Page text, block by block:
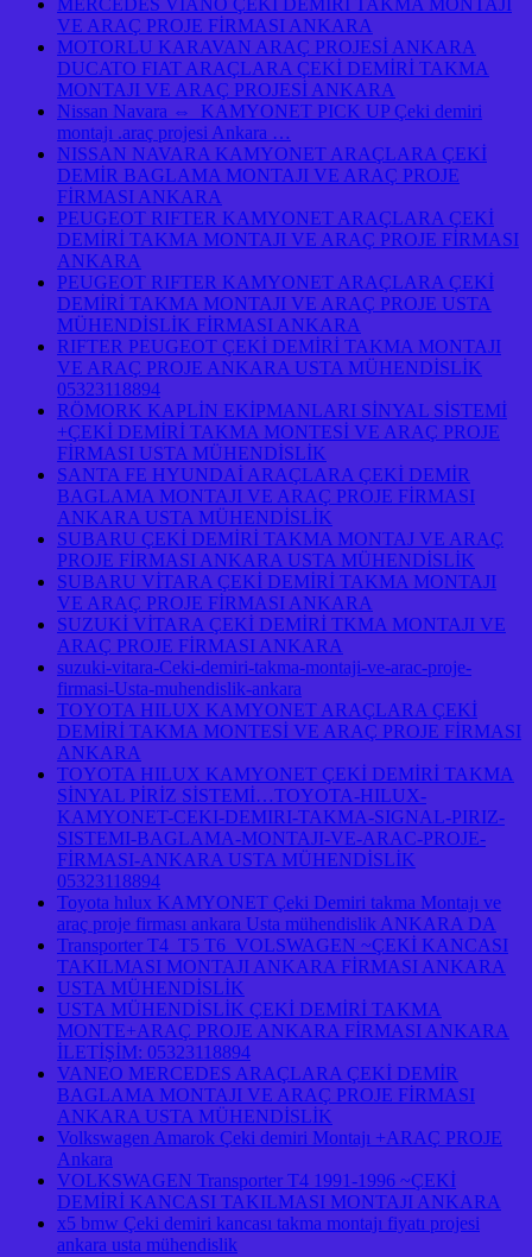
MERCEDES VIANO ÇEKİ DEMİRİ TAKMA MONTAJI
VE ARAÇ PROJE FİRMASI ANKARA
MOTORLU KARAVAN ARAÇ PROJESİ ANKARA
DUCATO FIAT ARAÇLARA ÇEKİ DEMİRİ TAKMA
MONTAJI VE ARAÇ PROJESİ ANKARA
Nissan Navara ⇔ KAMYONET PICK UP Çeki demiri
montajı .araç projesi Ankara …
NISSAN NAVARA KAMYONET ARAÇLARA ÇEKİ
DEMİR BAGLAMA MONTAJI VE ARAÇ PROJE
FİRMASI ANKARA
PEUGEOT RIFTER KAMYONET ARAÇLARA ÇEKİ
DEMİRİ TAKMA MONTAJI VE ARAÇ PROJE FİRMASI
ANKARA
PEUGEOT RIFTER KAMYONET ARAÇLARA ÇEKİ
DEMİRİ TAKMA MONTAJI VE ARAÇ PROJE USTA
MÜHENDİSLİK FİRMASI ANKARA
RIFTER PEUGEOT ÇEKİ DEMİRİ TAKMA MONTAJI
VE ARAÇ PROJE ANKARA USTA MÜHENDİSLİK
05323118894
RÖMORK KAPLİN EKİPMANLARI SİNYAL SİSTEMİ
+ÇEKİ DEMİRİ TAKMA MONTESİ VE ARAÇ PROJE
FİRMASI USTA MÜHENDİSLİK
SANTA FE HYUNDAİ ARAÇLARA ÇEKİ DEMİR
BAGLAMA MONTAJI VE ARAÇ PROJE FİRMASI
ANKARA USTA MÜHENDİSLİK
SUBARU ÇEKİ DEMİRİ TAKMA MONTAJ VE ARAÇ
PROJE FİRMASI ANKARA USTA MÜHENDİSLİK
SUBARU VİTARA ÇEKİ DEMİRİ TAKMA MONTAJI
VE ARAÇ PROJE FİRMASI ANKARA
SUZUKİ VİTARA ÇEKİ DEMİRİ TKMA MONTAJI VE
ARAÇ PROJE FİRMASI ANKARA
suzuki-vitara-Ceki-demiri-takma-montaji-ve-arac-proje-
firmasi-Usta-muhendislik-ankara
TOYOTA HILUX KAMYONET ARAÇLARA ÇEKİ
DEMİRİ TAKMA MONTESİ VE ARAÇ PROJE FİRMASI
ANKARA
TOYOTA HILUX KAMYONET ÇEKİ DEMİRİ TAKMA
SİNYAL PİRİZ SİSTEMİ…TOYOTA-HILUX-
KAMYONET-CEKI-DEMIRI-TAKMA-SIGNAL-PIRIZ-
SISTEMI-BAGLAMA-MONTAJI-VE-ARAC-PROJE-
FİRMASI-ANKARA USTA MÜHENDİSLİK
05323118894
Toyota hılux KAMYONET Çeki Demiri takma Montajı ve
araç proje firması ankara Usta mühendislik ANKARA DA
Transporter T4 T5 T6 VOLSWAGEN ~ÇEKİ KANCASI
TAKILMASI MONTAJI ANKARA FİRMASI ANKARA
USTA MÜHENDİSLİK
USTA MÜHENDİSLİK ÇEKİ DEMİRİ TAKMA
MONTE+ARAÇ PROJE ANKARA FİRMASI ANKARA
İLETİŞİM: 05323118894
VANEO MERCEDES ARAÇLARA ÇEKİ DEMİR
BAGLAMA MONTAJI VE ARAÇ PROJE FİRMASI
ANKARA USTA MÜHENDİSLİK
Volkswagen Amarok Çeki demiri Montajı +ARAÇ PROJE
Ankara
VOLKSWAGEN Transporter T4 1991-1996 ~ÇEKİ
DEMİRİ KANCASI TAKILMASI MONTAJI ANKARA
x5 bmw Çeki demiri kancası takma montajı fiyatı projesi
ankara usta mühendislik